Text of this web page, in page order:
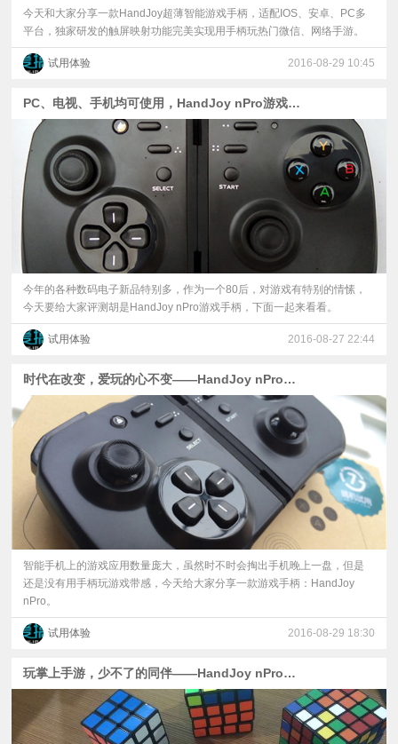
今天和大家分享一款HandJoy超薄智能游戏手柄，适配IOS、安卓、PC多
平台，独家研发的触屏映射功能完美实现用手柄玩热门微信、网络手游。
试用体验 2016-08-29 10:45
PC、电视、手机均可使用，HandJoy nPro游戏手柄
今年的各种数码电子新品特别多，作为一个80后，对游戏有特别的情愫，
今天要给大家评测胡是HandJoy nPro游戏手柄，下面一起来看看。
试用体验 2016-08-27 22:44
时代在改变，爱玩的心不变——HandJoy nPro游戏手柄
智能手机上的游戏应用数量庞大，虽然时不时会掏出手机晚上一盘，但是
还是没有用手柄玩游戏带感，今天给大家分享一款游戏手柄：HandJoy
nPro。
试用体验 2016-08-29 18:30
玩掌上手游，少不了的同伴——HandJoy nPro游戏手柄